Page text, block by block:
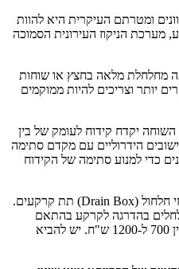
ומטרתם העיקרית היא להוות
מערכת הניקוז העירונית הסמוכה
מחלחלת מלאה בחצץ או שוחות
יותר וצריכים להיות ממוקמים
יקדח קידוח לעומק של בין
הידרוליים עם מקדם סתימה
משוערת של קידוח היא כ-2000 ש"ח למטר ומבוצעת בד"כ באמצעות קידוח "כוס" או קידוח ספירלי בקוטר של בין 60 ל- 80 ס"מ. קידוח החדרה דורש אחזקה של פעם ב-5 שנים כדי למנוע סתימה של הקידוח
כאשר נפחי הנגר במגרש גדולים יש לתכנן פתרון עם נפח השהייה גדול שייתן מענה לנפחי המים המתוכננים. פתרון הידרולוגי אפשרי להחדרת מי גשמים ומיתון ספיקות לנפחים גדולים הוא ארגזי חלחול (Drain Box) תת קרקעים.
היא גדולה ויכולה לנוע בין 5 עד 100 מ"ק. המים הנאגרים במערכת מחלחלים בהדרגה לקרקע בהתאם
ליכולת החלחול שלה. פתרון זה אפשרי במגרשים עם קרקע מחלחלת שנדרשים לטפל בנפחים גדולים של מי נגר תוך הקטנת הפגיעה הנופית בפרויקט. מחיר מוערך למ"ק של ארגזי חלחול נע בין 700 ל-1200 ש"ח. יש להביא